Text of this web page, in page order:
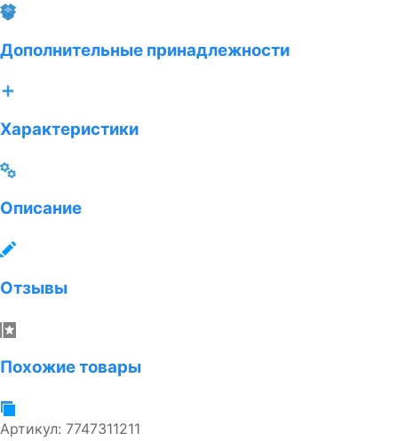
Дополнительные принадлежности
Характеристики
Описание
Отзывы
Похожие товары
Артикул: 7747311211